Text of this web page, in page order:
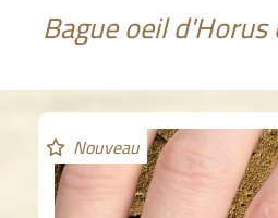
Bague oeil
Nouveau